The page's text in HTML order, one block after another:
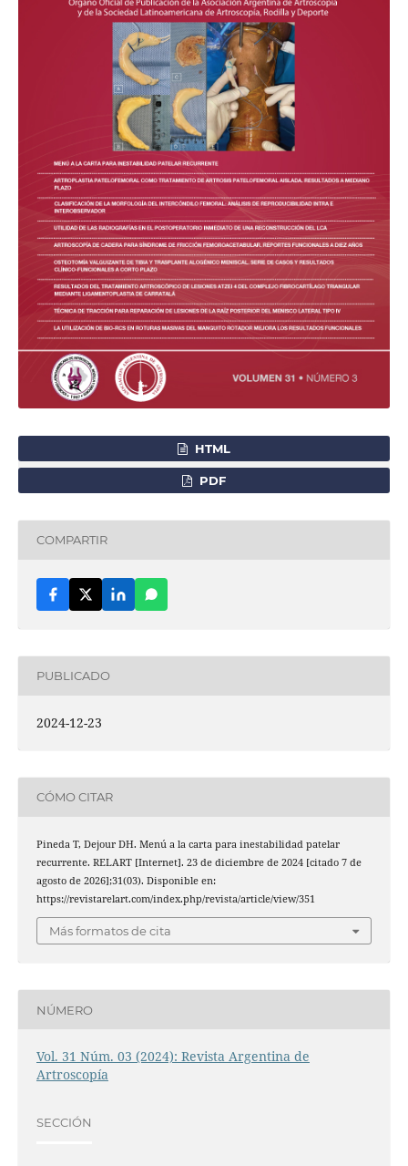
HTML
PDF
COMPARTIR
PUBLICADO
2024-12-23
CÓMO CITAR
Pineda T, Dejour DH. Menú a la carta para inestabilidad patelar
recurrente. RELART [Internet]. 23 de diciembre de 2024 [citado 7 de
agosto de 2026];31(03). Disponible en:
https://revistarelart.com/index.php/revista/article/view/351
Más formatos de cita
NÚMERO
Vol. 31 Núm. 03 (2024): Revista Argentina de
Artroscopía
SECCIÓN